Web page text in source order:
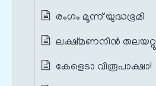
രംഗം മൂന്ന് യുദ്ധഭൂമി
ലക്ഷ്മണനിന്‍ തലയറ്റു
കേളെടാ വിരൂപാക്ഷാ!